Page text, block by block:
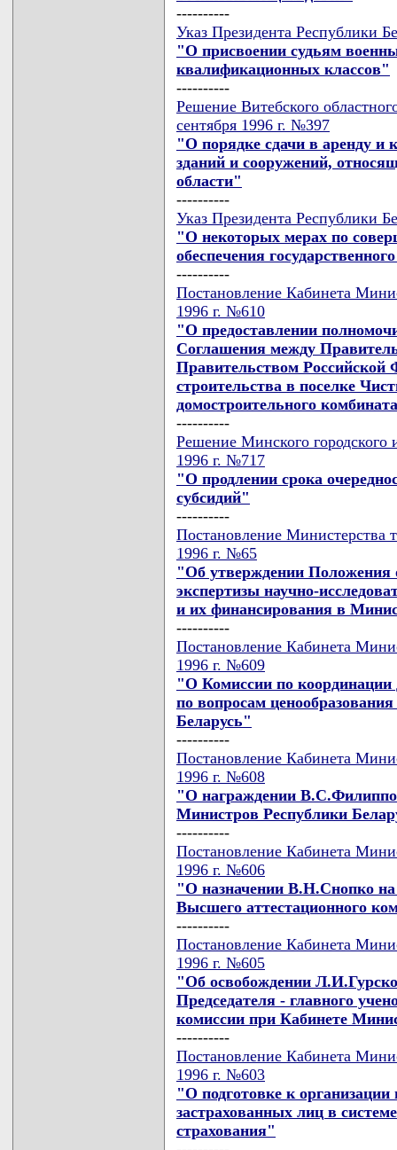
----------
Указ Президента Республики
"О присвоении судьям
квалификационных классов"
----------
Решение Витебского
сентября 1996 г. №397
"О порядке сдачи в аренду и
зданий и сооружений,
области"
----------
Указ Президента Республики
"О некоторых мерах по
обеспечения
----------
Постановление Кабинета
1996 г. №610
"О предоставлении
Соглашения между
Правительством Российской
строительства в поселке
домостроительного
----------
Решение Минского городского
1996 г. №717
"О продлении срока
субсидий"
----------
Постановление Министерства
1996 г. №65
"Об утверждении Положения
экспертизы научно-
и их финансирования в
----------
Постановление Кабинета
1996 г. №609
"О Комиссии по координации
по вопросам
Беларусь"
----------
Постановление Кабинета
1996 г. №608
"О награждении
Министров Республики
----------
Постановление Кабинета
1996 г. №606
"О назначении В.Н.Снопко на
Высшего аттестационного
----------
Постановление Кабинета
1996 г. №605
"Об освобождении
Председателя - главного
комиссии при Кабинете
----------
Постановление Кабинета
1996 г. №603
"О подготовке к
застрахованных лиц в
страхования"